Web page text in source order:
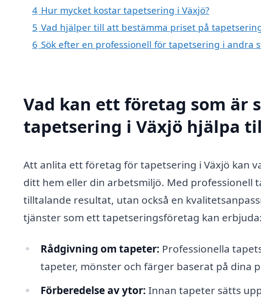
4 Hur mycket kostar tapetsering i Växjö?
5 Vad hjälper till att bestämma priset på
6 Sök efter en professionell för tapetsering i andra
Vad kan ett företag som är
tapetsering i Växjö hjälpa
Att anlita ett företag för tapetsering i Växjö kan
ditt hem eller din arbetsmiljö. Med professionell
tilltalande resultat, utan också en
tjänster som ett tapetseringsföretag kan erbjuda:
Rådgivning om tapeter: Professionella
tapeter, mönster och färger baserat på dina
Förberedelse av ytor: Innan tapeter sätts